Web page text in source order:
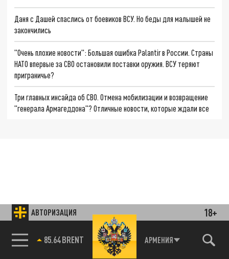
АВТОРИЗАЦИЯ 18+
85.64 BRENT АРМЕНИЯ
Даня с Дашей спаслись от боевиков ВСУ. Но беды для малышей не
закончились
"Очень плохие новости": Большая ошибка Palantir в России. Страны
НАТО впервые за СВО остановили поставки оружия. ВСУ теряют
приграничье?
Три главных инсайда об СВО. Отмена мобилизации и возвращение
"генерала Армагеддона"? Отличные новости, которые ждали все